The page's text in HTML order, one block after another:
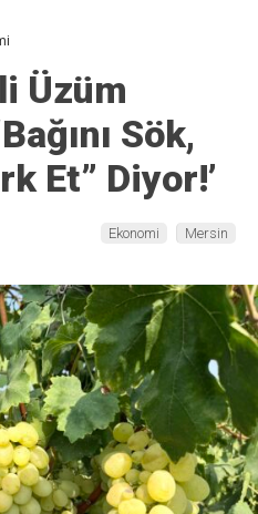
Üzüm
Sök,
Et” Diyor!’
Ekonomi Mersin